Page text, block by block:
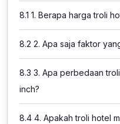
8.1 1. Berapa harga troli
8.2 2. Apa saja faktor
8.3 3. Apa perbedaan
inch?
8.4 4. Apakah troli hotel